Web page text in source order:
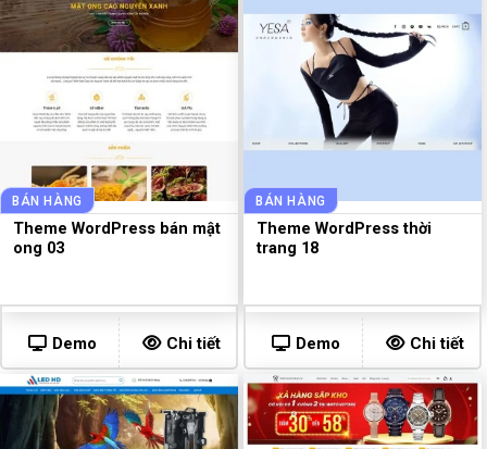
BÁN HÀNG
Theme WordPress bán mật
ong 03
Demo Chi tiết
BÁN HÀNG
Theme WordPress thời
trang 18
Demo Chi tiết